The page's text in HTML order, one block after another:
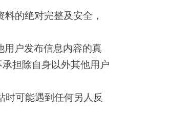
的绝对完整及安全，
户发布信息内容的真
担除自身以外其他用户
时可能遇到任何另人反